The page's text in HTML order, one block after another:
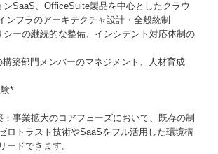
ンSaaS、OfficeSuite製品を中心としたクラウ
ンフラのアーキテクチャ設計・全般統制
シーの継続的な整備、インシデント対応体制の
築部門メンバーのマネジメント、人材育成
*
事業拡大のコアフェーズにおいて、既存の制
ロトラスト技術やSaaSをフル活用した環境構
ードできます。